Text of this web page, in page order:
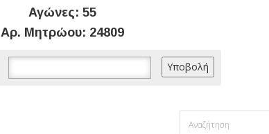
Αγώνες: 55
Αρ. Μητρώου: 24809